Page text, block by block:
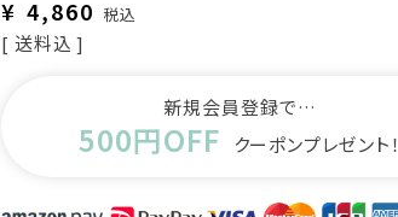
¥ 4,860 税込
送料込
新規会員登録で…
500円OFF クーポンプレゼント！